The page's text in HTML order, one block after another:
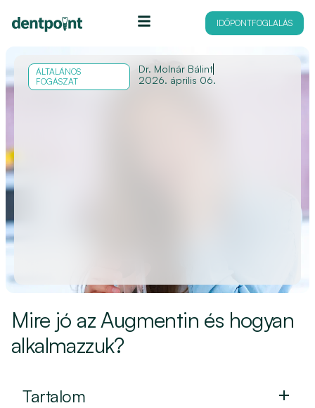
IDŐPONTFOGLALÁS
ÁLTALÁNOS
FOGÁSZAT
Dr. Molnár Bálint
2026. április 06.
Mire jó az Augmentin és hogyan
alkalmazzuk?
Tartalom